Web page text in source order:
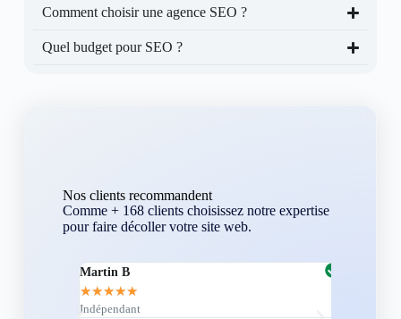
Comment choisir une agence SEO ?
Quel budget pour SEO ?
Nos clients recommandent
Comme + 168 clients choisissez notre expertise
pour faire décoller votre site web.
Martin B
★★★★★
Indépendant